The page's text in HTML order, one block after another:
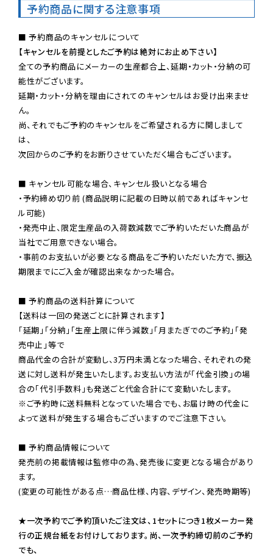
予約商品に関する注意事項
【キャンセルを前提としたご予約は絶対にお止め下さい】
全ての予約商品にメーカーの生産都合上、延期・カット・分納の可
能性がございます。
延期・カット・分納を理由にされてのキャンセルはお受け出来ませ
ん。
尚、それでもご予約のキャンセルをご希望される方に関しまして
は、
次回からのご予約をお断りさせていただく場合もございます。
■ キャンセル可能な場合、キャンセル扱いとなる場合
・予約締め切り前 (商品説明に記載の日時以前であればキャンセ
ル可能)
・発売中止、限定生産品の入荷数減数でご予約いただいた商品が
当社でご用意できない場合。
・事前のお支払いが必要となる商品をご予約いただいた方で、振込
期限までにご入金が確認出来なかった場合。
■ 予約商品の送料計算について
【送料は一回の発送ごとに計算されます】
「延期」「分納」「生産上限に伴う減数」「月またぎでのご予約」「発
売中止」等で
商品代金の合計が変動し、3万円未満となった場合、それぞれの発
送に対し送料が発生いたします。お支払い方法が「代金引換」の場
※ご予約時に送料無料となっていた場合でも、お届け時の代金に
よって送料が発生する場合もございますのでご注意下さい。
■ 予約商品情報について
発売前の掲載情報は監修中の為、発売後に変更となる場合があり
ます。
(変更の可能性がある点…商品仕様、内容、デザイン、発売時期等)
★一次予約でご予約頂いたご注文は、1セットにつき1枚メーカー発
行の正規台紙をお付けしております。尚、一次予約締切前のご予約
でも、